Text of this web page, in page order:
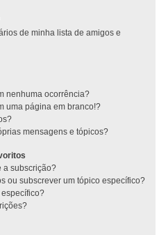
de minha lista de amigos e
nenhuma ocorrência?
uma página em branco!?
mensagens e tópicos?
a subscrição?
ou subscrever um tópico específico?